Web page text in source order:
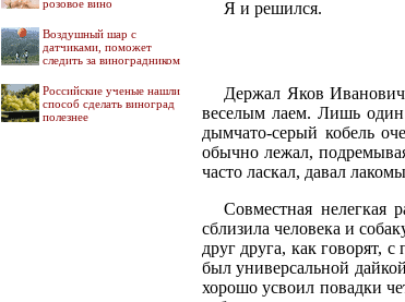
розовое вино
Воздушный шар с
датчиками, поможет
следить за виноградником
Российские ученые нашли
способ сделать виноград
полезнее
Я и решился.
Держал Яков Иванович
веселым лаем. Лишь один
дымчато-серый кобель
обычно лежал,
часто ласкал, давал
Совместная нелегкая
сблизила человека и
друг друга, как говорят,
был универсальной
хорошо усвоил повадки